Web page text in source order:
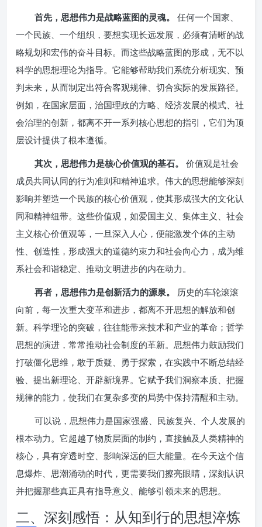
首先，思想伟力是战略蓝图的灵魂。
任何一个国家、
一个民族、一个组织，要想实现长远发展，必须有清晰的战
略规划和宏伟的奋斗目标。而这些战略蓝图的形成，无不以
科学的思想理论为指导。它能够帮助我们系统分析现实、预
判未来，从而制定出符合客观规律、切合实际的发展路径。
例如，在国家层面，治国理政的方略、经济发展的模式、社
会治理的创新，都离不开一系列核心思想的指引，它们为顶
层设计提供了根本遵循。
其次，思想伟力是核心价值观的基石。
价值观是社会
成员共同认同的行为准则和精神追求。伟大的思想能够深刻
影响并塑造一个民族的核心价值观，使其形成强大的文化认
同和精神纽带。这些价值观，如爱国主义、集体主义、社会
主义核心价值观等，一旦深入人心，便能激发个体的主动
性、创造性，形成强大的道德约束力和社会向心力，成为维
系社会和谐稳定、推动文明进步的内在动力。
再者，思想伟力是创新活力的源泉。
历史的车轮滚滚
向前，每一次重大变革和进步，都离不开思想的解放和创
新。科学理论的突破，往往能带来技术和产业的革命；哲学
思想的演进，常常推动社会制度的革新。思想伟力鼓励我们
打破僵化思维，敢于质疑、勇于探索，在实践中不断总结经
验、提出新理论、开辟新境界。它赋予我们洞察本质、把握
规律的能力，使我们在复杂多变的局势中保持清醒和主动。
可以说，思想伟力是国家强盛、民族复兴、个人发展的
根本动力。它超越了物质层面的制约，直接触及人类精神的
核心，具有穿透时空、影响深远的巨大能量。在今天这个信
息爆炸、思潮涌动的时代，更需要我们擦亮眼睛，深刻认识
并把握那些真正具有指导意义、能够引领未来的思想。
二、深刻感悟：从知到行的思想淬炼